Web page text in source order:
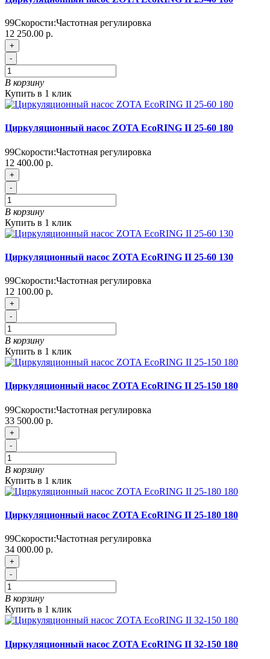
99Скорости:Частотная регулировка
12 250.00 р.
+
-
В корзину
Купить в 1 клик
Циркуляционный насос ZOTA EcoRING II 25-60 180
99Скорости:Частотная регулировка
12 400.00 р.
+
-
В корзину
Купить в 1 клик
Циркуляционный насос ZOTA EcoRING II 25-60 130
99Скорости:Частотная регулировка
12 100.00 р.
+
-
В корзину
Купить в 1 клик
Циркуляционный насос ZOTA EcoRING II 25-150 180
99Скорости:Частотная регулировка
33 500.00 р.
+
-
В корзину
Купить в 1 клик
Циркуляционный насос ZOTA EcoRING II 25-180 180
99Скорости:Частотная регулировка
34 000.00 р.
+
-
В корзину
Купить в 1 клик
Циркуляционный насос ZOTA EcoRING II 32-150 180